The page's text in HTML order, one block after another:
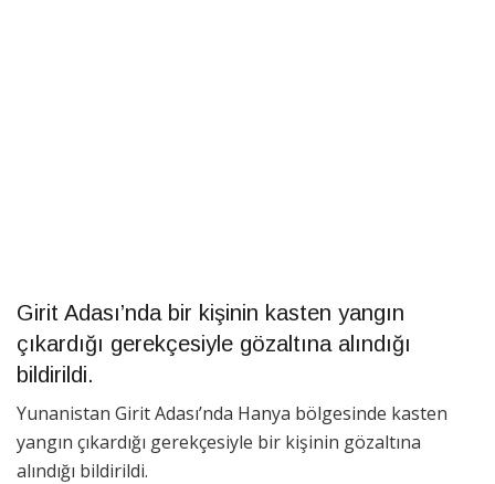
Girit Adası’nda bir kişinin kasten yangın
çıkardığı gerekçesiyle gözaltına alındığı
bildirildi.
Yunanistan Girit Adası’nda Hanya bölgesinde kasten
yangın çıkardığı gerekçesiyle bir kişinin gözaltına
alındığı bildirildi.